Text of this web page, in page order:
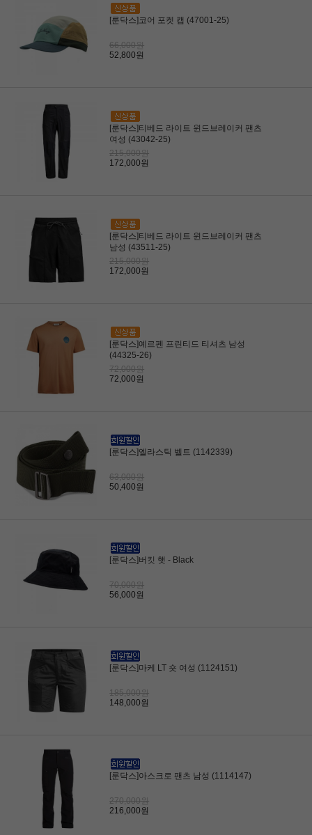
[룬닥스]코어 포켓 캡 (47001-25)
66,000원
52,800원
[룬닥스]티베드 라이트 윈드브레이커 팬츠
여성 (43042-25)
215,000원
172,000원
[룬닥스]티베드 라이트 윈드브레이커 팬츠
남성 (43511-25)
215,000원
172,000원
[룬닥스]예르펜 프린티드 티셔츠 남성
(44325-26)
72,000원
72,000원
[룬닥스]엘라스틱 벨트 (1142339)
63,000원
50,400원
[룬닥스]버킷 햇 - Black
70,000원
56,000원
[룬닥스]마케 LT 숏 여성 (1124151)
185,000원
148,000원
[룬닥스]아스크로 팬츠 남성 (1114147)
270,000원
216,000원